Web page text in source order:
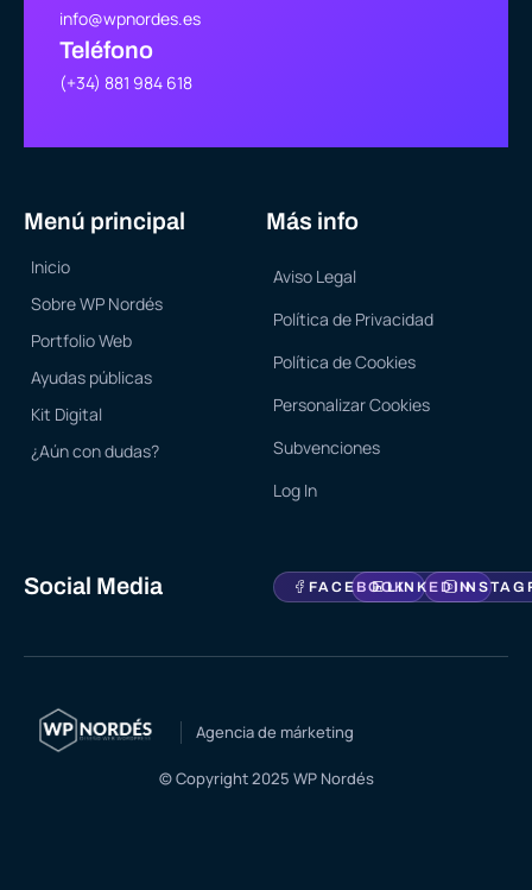
info@wpnordes.es
Teléfono
(+34) 881 984 618
Menú principal
Inicio
Sobre WP Nordés
Portfolio Web
Ayudas públicas
Kit Digital
¿Aún con dudas?
Más info
Aviso Legal
Política de Privacidad
Política de Cookies
Personalizar Cookies
Subvenciones
Log In
Social Media FACEBOOKLINKEDIN
Agencia de márketing
© Copyright 2025 WP Nordés